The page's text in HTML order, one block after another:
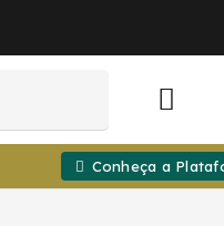
Conheça a